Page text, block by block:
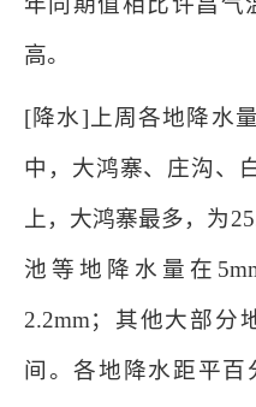
高。
[降水]上周各地降水
中，大鸿寨、庄沟、
上，大鸿寨最多，为
池等地降水量在
2.2mm；其他大部分
间。各地降水距平百